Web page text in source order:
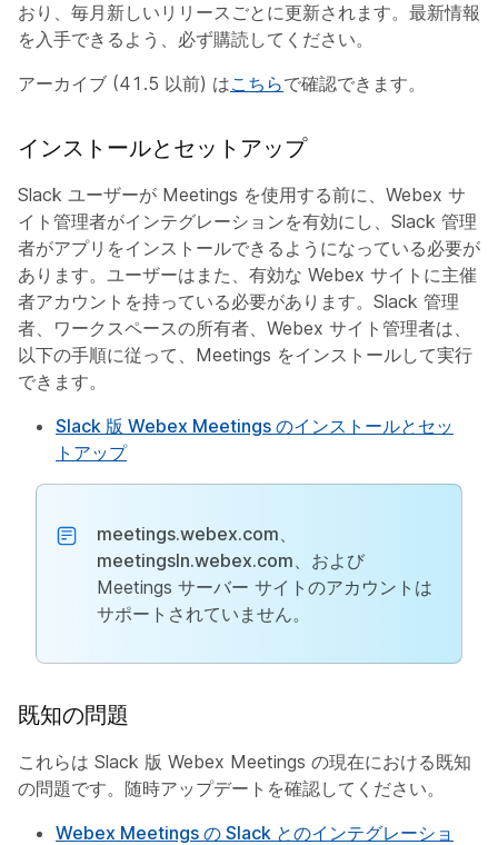
おり、毎月新しいリリースごとに更新されます。最新情報
を入手できるよう、必ず購読してください。
アーカイブ (41.5 以前) はこちらで確認できます。
インストールとセットアップ
Slack ユーザーが Meetings を使用する前に、Webex サ
イト管理者がインテグレーションを有効にし、Slack 管理
者がアプリをインストールできるようになっている必要が
あります。ユーザーはまた、有効な Webex サイトに主催
者アカウントを持っている必要があります。Slack 管理
者、ワークスペースの所有者、Webex サイト管理者は、
以下の手順に従って、Meetings をインストールして実行
できます。
Slack 版 Webex Meetings のインストールとセッ
トアップ
meetings.webex.com、
meetingsln.webex.com、および
Meetings サーバー サイトのアカウントは
サポートされていません。
既知の問題
これらは Slack 版 Webex Meetings の現在における既知
の問題です。随時アップデートを確認してください。
Webex Meetings の Slack とのインテグレーショ